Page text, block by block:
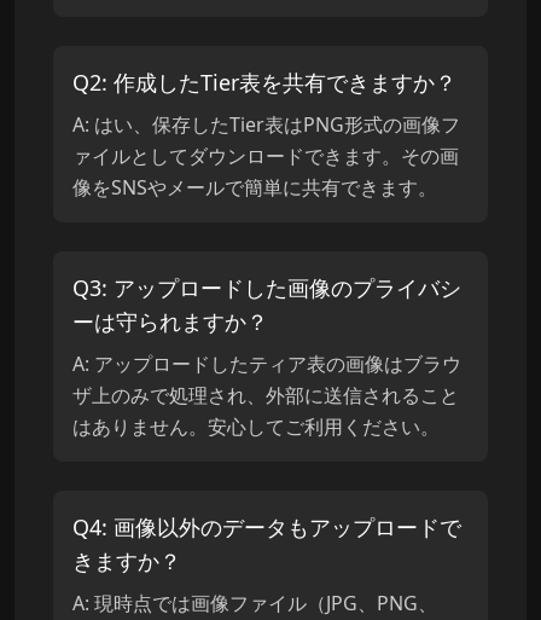
Q2: 作成したTier表を共有できますか？
A: はい、保存したTier表はPNG形式の画像フ
ァイルとしてダウンロードできます。その画
像をSNSやメールで簡単に共有できます。
Q3: アップロードした画像のプライバシ
ーは守られますか？
A: アップロードしたティア表の画像はブラウ
ザ上のみで処理され、外部に送信されること
はありません。安心してご利用ください。
Q4: 画像以外のデータもアップロードで
きますか？
A: 現時点では画像ファイル（JPG、PNG、